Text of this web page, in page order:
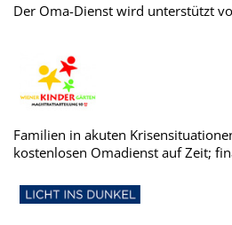
Der Oma-Dienst wird unterstützt
Familien in akuten
kostenlosen Omadienst auf Zeit;